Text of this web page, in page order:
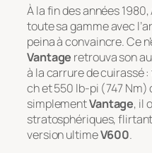
À la fin des années
toute sa gamme avec
peina à convaincre. Ce
Vantage retrouva son
à la carrure de cuirassé
ch et 550 lb-pi (747 Nm)
simplementVantage, il
stratosphériques,
version ultimeV600.